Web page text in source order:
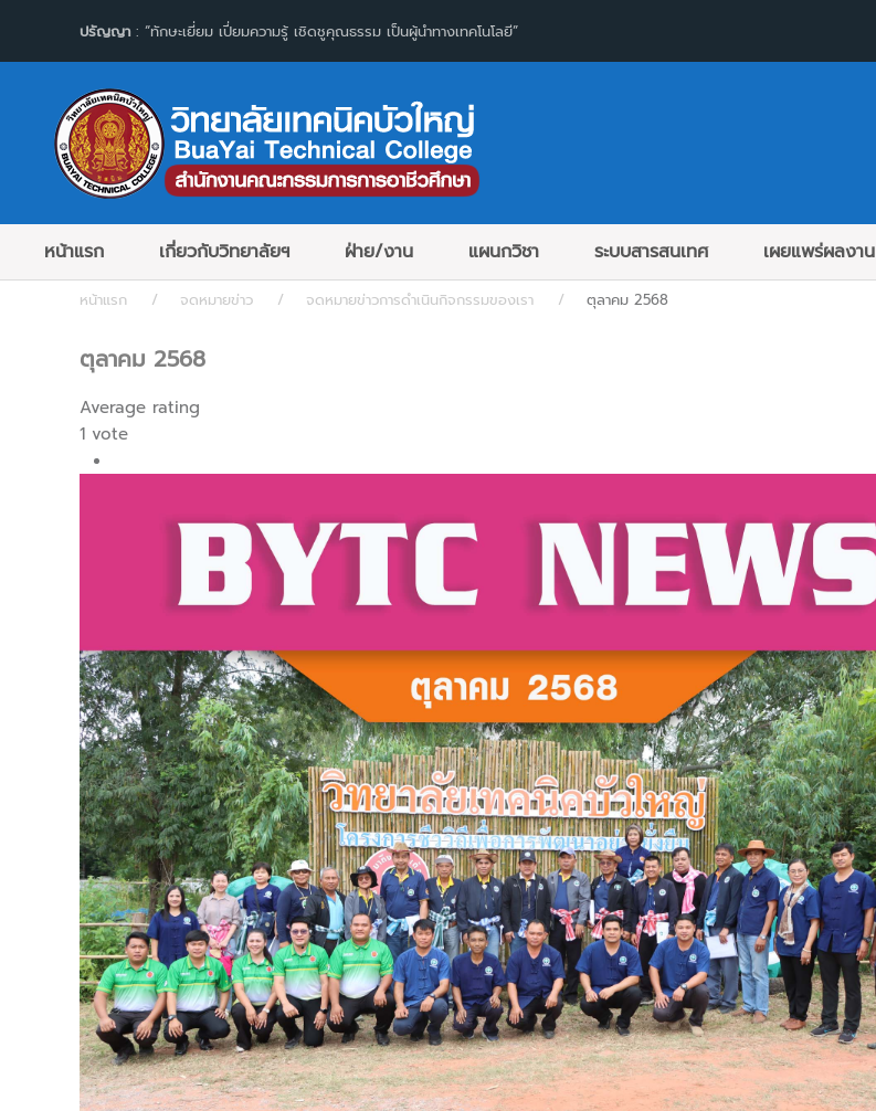
ปรัญญา : “ทักษะเยี่ยม เปี่ยมความรู้ เชิดชูคุณธรรม เป็นผู้นำทางเทคโนโลยี”
หน้าแรก เกี่ยวกับวิทยาลัยฯ ฝ่าย/งาน แผนกวิชา ระบบสารสนเทศ เผยแพร่ผลงาน
หน้าแรก จดหมายข่าว จดหมายข่าวการดำเนินกิจกรรมของเรา ตุลาคม 2568
ตุลาคม 2568
Average rating
1 vote